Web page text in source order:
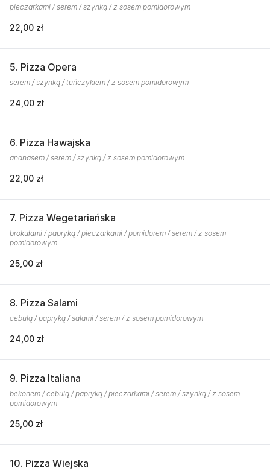
pieczarkami / serem / szynką / z sosem pomidorowym
22,00 zł
5. Pizza Opera
serem / szynką / tuńczykiem / z sosem pomidorowym
24,00 zł
6. Pizza Hawajska
ananasem / serem / szynką / z sosem pomidorowym
22,00 zł
7. Pizza Wegetariańska
brokułami / papryką / pieczarkami / pomidorem / serem / z sosem
pomidorowym
25,00 zł
8. Pizza Salami
cebulą / papryką / salami / serem / z sosem pomidorowym
24,00 zł
9. Pizza Italiana
bekonem / cebulą / papryką / pieczarkami / serem / szynką / z sosem
pomidorowym
25,00 zł
10. Pizza Wiejska